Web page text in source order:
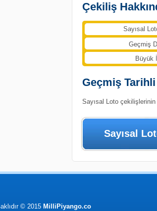
Çekiliş
Sayısal
Geçmiş
Büyük
Geçmiş
Sayısal Loto
Sayısal
© 2015 MilliPiyango.co